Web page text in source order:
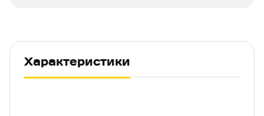
Характеристики